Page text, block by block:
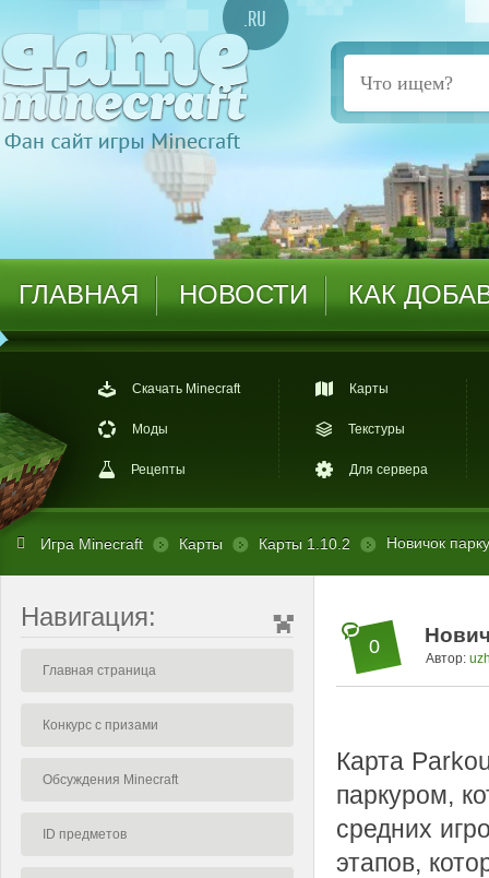
ГЛАВНАЯ НОВОСТИ КАК
Скачать Minecraft
Моды
Рецепты
Карты
Текстуры
Для сервера
Игра Minecraft Карты Карты 1.10.2 Новичок
Навигация:
Главная страница
Конкурс с призами
Обсуждения Minecraft
ID предметов
0
Автор:
Карта
паркуром,
средних
этапов,